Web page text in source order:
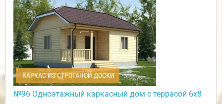
КАРКАС ИЗ СТРОГАНОЙ ДОСКИ
№96 Одноэтажный каркасный дом с террасой 6х8